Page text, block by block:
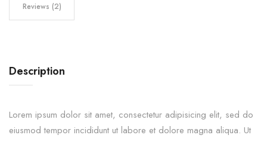
Reviews (2)
Description
Lorem ipsum dolor sit amet, consectetur adipisicing elit, sed do
eiusmod tempor incididunt ut labore et dolore magna aliqua. Ut